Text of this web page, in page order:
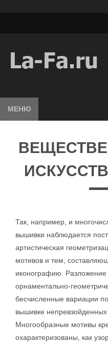
МЕНЮ
Так, например, и
вышивки наблюдается
артистическая
мотивов и тем,
иконографию. Разложение
орнаментально-
бесчисленные вариации
вышивке
Многообразные мотивы
охарактеризованы, как